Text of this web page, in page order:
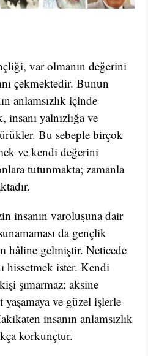
var olmanın değerini
çekmektedir. Bunun
anlamsızlık içinde
insanı yalnızlığa ve
Bu sebeple birçok
ve kendi değerini
tutunmakta; zamanla
insanın varoluşuna dair
da gençlik
hâline gelmiştir. Neticede
hissetmek ister. Kendi
şımarmaz; aksine
yaşamaya ve güzel işlerle
insanın anlamsızlık
korkunçtur.